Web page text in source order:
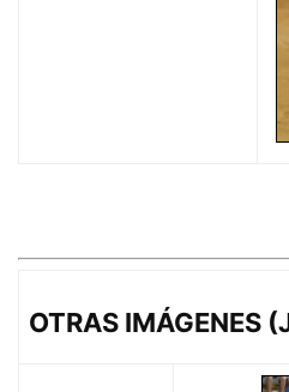
OTRAS IMÁGENES